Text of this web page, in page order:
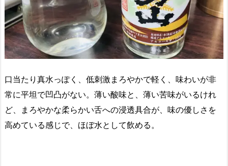
口当たり真水っぽく、低刺激まろやかで軽く、味わいが非
常に平坦で凹凸がない。薄い酸味と、薄い苦味がいるけれ
ど、まろやかな柔らかい舌への浸透具合が、味の優しさを
高めている感じで、ほぼ水として飲める。